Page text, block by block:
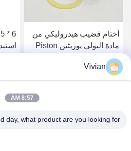
أختام قضيب هيدروليكي من
مادة البولي يوريثين Piston
Oil Seal 6J9178 5J5020
احصل على أفضل سعر
Vivian
8:57 AM
day, what product are you looking for?